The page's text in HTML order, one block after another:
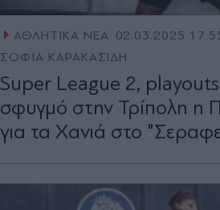
ΑΘΛΗΤΙΚΑ ΝΕΑ 02.03.2025
ΣΟΦΙΑ ΚΑΡΑΚΑΣΙΔΗ
Super League 2, playouts:
σφυγμό στην Τρίπολη η
για τα Χανιά στο